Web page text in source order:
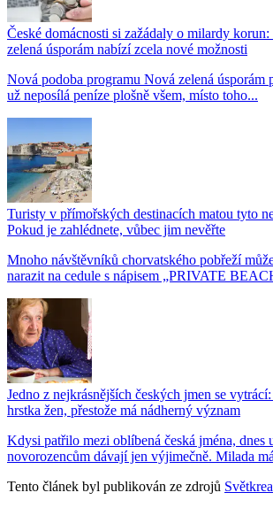
České domácnosti si zažádaly o milardy
zelená úsporám nabízí zcela nové možnosti
Nová podoba programu Nová zelená úsporám
už neposílá peníze plošně všem, místo toho...
Turisty v přímořských destinacích matou tyto
Pokud je zahlédnete, vůbec jim nevěřte
Mnoho návštěvníků chorvatského pobřeží
narazit na cedule s nápisem „PRIVATE
Jedno z nejkrásnějších českých jmen se
hrstka žen, přestože má nádherný význam
Kdysi patřilo mezi oblíbená česká jména, dnes
novorozencům dávají jen výjimečně. Milada
Tento článek byl publikován ze zdrojů